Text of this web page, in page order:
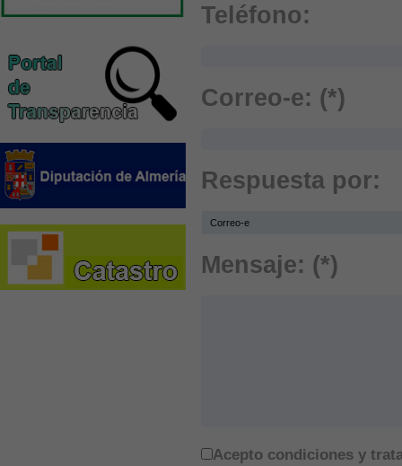
Teléfono:
Correo-e: (*)
Respuesta por:
Mensaje: (*)
Acepto condiciones y